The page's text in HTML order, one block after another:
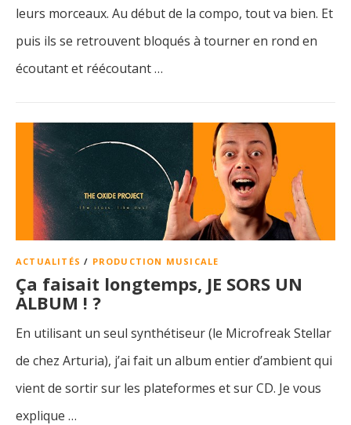
leurs morceaux. Au début de la compo, tout va bien. Et
puis ils se retrouvent bloqués à tourner en rond en
écoutant et réécoutant …
ACTUALITÉS / PRODUCTION MUSICALE
Ça faisait longtemps, JE SORS UN
ALBUM ! ?
En utilisant un seul synthétiseur (le Microfreak Stellar
de chez Arturia), j’ai fait un album entier d’ambient qui
vient de sortir sur les plateformes et sur CD. Je vous
explique …